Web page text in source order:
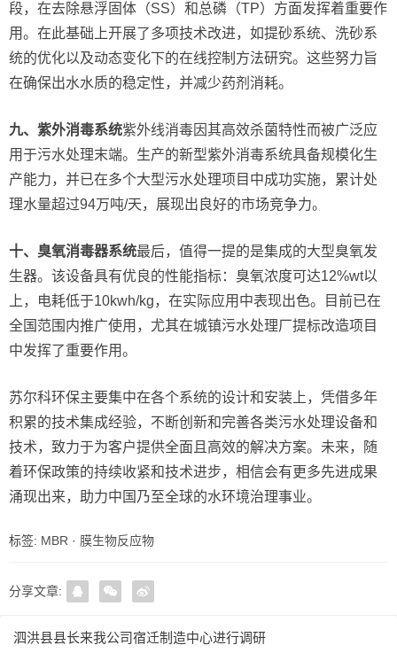
段，在去除悬浮固体（SS）和总磷（TP）方面发挥着重要作
用。在此基础上开展了多项技术改进，如提砂系统、洗砂系
统的优化以及动态变化下的在线控制方法研究。这些努力旨
在确保出水水质的稳定性，并减少药剂消耗。
九、紫外消毒系统紫外线消毒因其高效杀菌特性而被广泛应
用于污水处理末端。生产的新型紫外消毒系统具备规模化生
产能力，并已在多个大型污水处理项目中成功实施，累计处
理水量超过94万吨/天，展现出良好的市场竞争力。
十、臭氧消毒器系统最后，值得一提的是集成的大型臭氧发
生器。该设备具有优良的性能指标：臭氧浓度可达12%wt以
上，电耗低于10kwh/kg，在实际应用中表现出色。目前已在
全国范围内推广使用，尤其在城镇污水处理厂提标改造项目
中发挥了重要作用。
苏尔科环保主要集中在各个系统的设计和安装上，凭借多年
积累的技术集成经验，不断创新和完善各类污水处理设备和
技术，致力于为客户提供全面且高效的解决方案。未来，随
着环保政策的持续收紧和技术进步，相信会有更多先进成果
涌现出来，助力中国乃至全球的水环境治理事业。
标签: MBR · 膜生物反应物
分享文章:
泗洪县县长来我公司宿迁制造中心进行调研